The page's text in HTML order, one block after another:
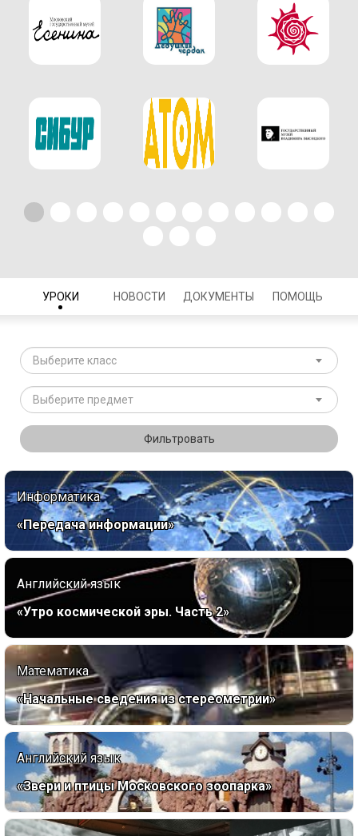
УРОКИ НОВОСТИ ДОКУМЕНТЫ ПОМОЩЬ
Выберите класс
Выберите предмет
Фильтровать
Информатика
«Передача информации»
Английский язык
«Утро космической эры. Часть 2»
Математика
«Начальные сведения из стереометрии»
Английский язык
«Звери и птицы Московского зоопарка»